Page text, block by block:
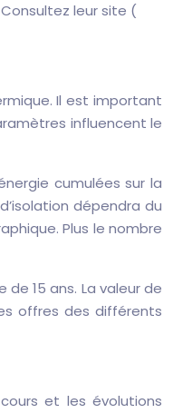
leur site (
Il est important
influencent le
cumulées sur la
dépendra du
Plus le nombre
15 ans. La valeur de
offres des différents
et les évolutions